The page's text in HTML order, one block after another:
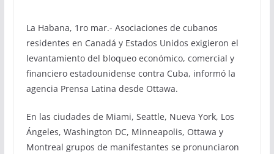
La Habana, 1ro mar.- Asociaciones de cubanos
residentes en Canadá y Estados Unidos exigieron el
levantamiento del bloqueo económico, comercial y
financiero estadounidense contra Cuba, informó la
agencia Prensa Latina desde Ottawa.
En las ciudades de Miami, Seattle, Nueva York, Los
Ángeles, Washington DC, Minneapolis, Ottawa y
Montreal grupos de manifestantes se pronunciaron